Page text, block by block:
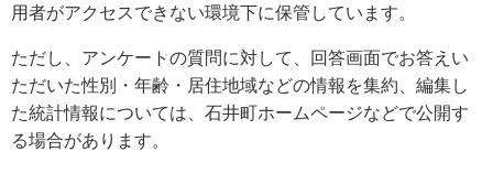
用者がアクセスできない環境下に保管しています。
ただし、アンケートの質問に対して、回答画面でお答えい
ただいた性別・年齢・居住地域などの情報を集約、編集し
た統計情報については、石井町ホームページなどで公開す
る場合があります。